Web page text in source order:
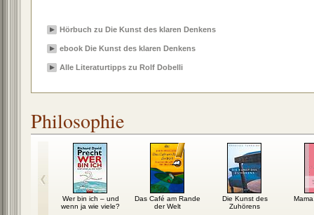
Hörbuch zu Die Kunst des klaren Denkens
ebook Die Kunst des klaren Denkens
Alle Literaturtipps zu Rolf Dobelli
Philosophie
Wer bin ich – und
wenn ja wie viele?
Das Café am Rande
der Welt
Die Kunst des
Zuhörens